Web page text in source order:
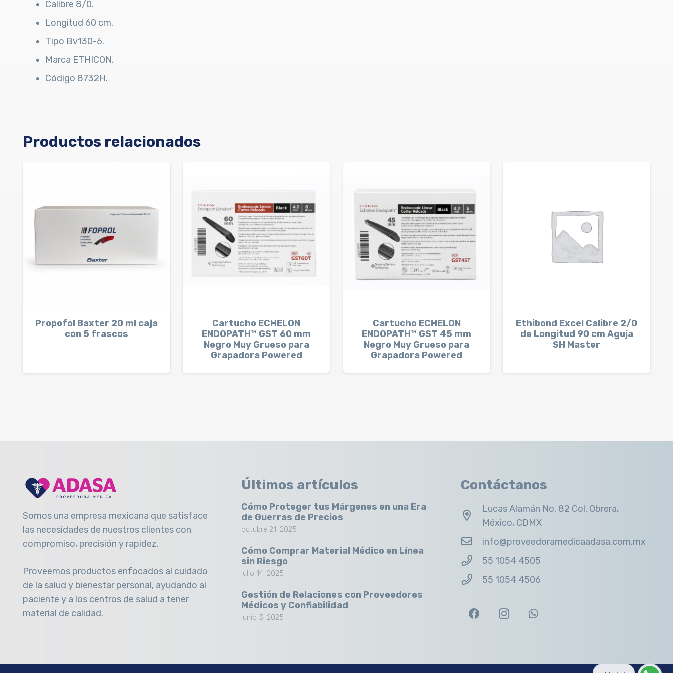
Calibre 8/0.
Longitud 60 cm.
Tipo Bv130-6.
Marca ETHICON.
Código 8732H.
Productos relacionados
Propofol Baxter 20 ml caja
con 5 frascos
Cartucho ECHELON
ENDOPATH™ GST 60 mm
Negro Muy Grueso para
Grapadora Powered
Cartucho ECHELON
ENDOPATH™ GST 45 mm
Negro Muy Grueso para
Grapadora Powered
Ethibond Excel Calibre 2/0
de Longitud 90 cm Aguja
SH Master
Somos una empresa mexicana que satisface
las necesidades de nuestros clientes con
compromiso, precisión y rapidez.
Proveemos productos enfocados al cuidado
de la salud y bienestar personal, ayudando al
paciente y a los centros de salud a tener
material de calidad.
Últimos artículos
Cómo Proteger tus Márgenes en una Era
de Guerras de Precios
octubre 21, 2025
Cómo Comprar Material Médico en Línea
sin Riesgo
julio 14, 2025
Gestión de Relaciones con Proveedores
Médicos y Confiabilidad
junio 3, 2025
Contáctanos
Lucas Alamán No. 82 Col. Obrera,
México, CDMX
info@proveedoramedicaadasa.com.mx
55 1054 4505
55 1054 4506